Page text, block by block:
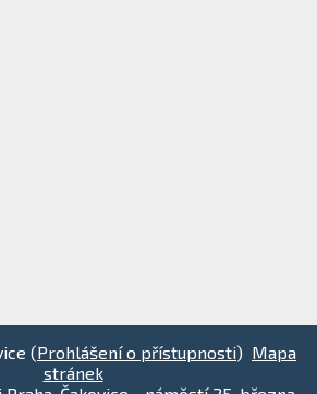
(Prohlášení o přístupnosti) Mapa
stránek